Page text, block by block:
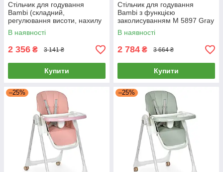
Стільчик для годування
Bambi (складний,
регулювання висоти, нахилу
спинки) M 5673 Gray Сірий
В наявності
2 356 ₴ 3 141 ₴
Купити
Стільчик для годування
Bambi з функцією
заколисуванням M 5897 Gray
Сірий
В наявності
2 784 ₴ 3 664 ₴
Купити
–25% –25%